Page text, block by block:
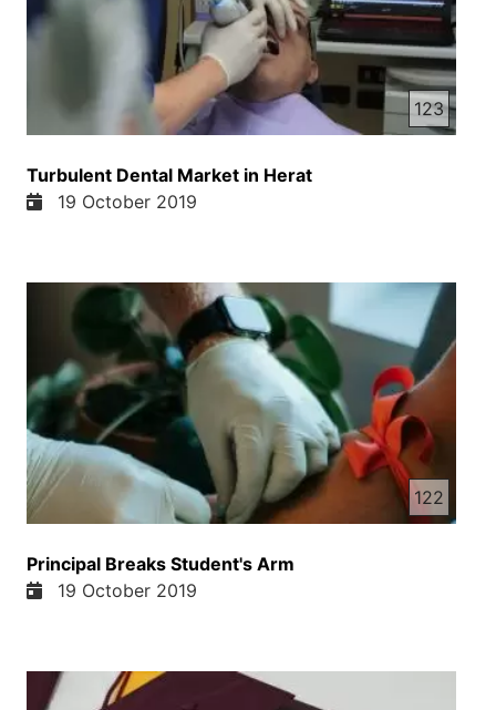
123
Turbulent Dental Market in Herat
19 October 2019
122
Principal Breaks Student's Arm
19 October 2019